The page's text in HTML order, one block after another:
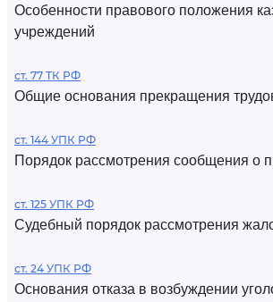
Особенности правового положения
учреждений
ст. 77 ТК РФ
Общие основания прекращения
ст. 144 УПК РФ
Порядок рассмотрения сообщения о
ст. 125 УПК РФ
Судебный порядок рассмотрения
ст. 24 УПК РФ
Основания отказа в возбуждении